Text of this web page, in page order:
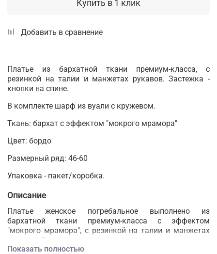
Купить в 1 клик
Добавить в сравнение
Платье из бархатной ткани премиум-класса, с
резинкой на талии и манжетах рукавов. Застежка -
кнопки на спине.
В комплекте шарф из вуали с кружевом.
Ткань: бархат с эффектом "мокрого мрамора"
Цвет: бордо
Размерный ряд: 46-60
Упаковка - пакет/коробка.
Описание
Платье женское погребальное выполнено из
бархатной ткани премиум-класса с эффектом
"мокрого мрамора", с резинкой на талии и манжетах
рукавов. Застежка - кнопки на спине.
Показать полностью